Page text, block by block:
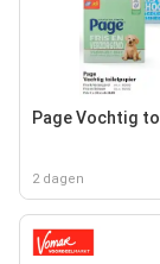
Page Vochtig
2 dagen